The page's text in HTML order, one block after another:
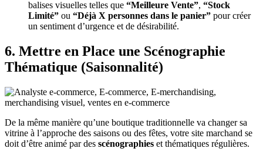
balises visuelles telles que “Meilleure Vente”, “Stock
Limité” ou “Déjà X personnes dans le panier” pour créer
un sentiment d’urgence et de désirabilité.
6. Mettre en Place une Scénographie
Thématique (Saisonnalité)
De la même manière qu’une boutique traditionnelle va changer sa
vitrine à l’approche des saisons ou des fêtes, votre site marchand se
doit d’être animé par des scénographies et thématiques régulières.